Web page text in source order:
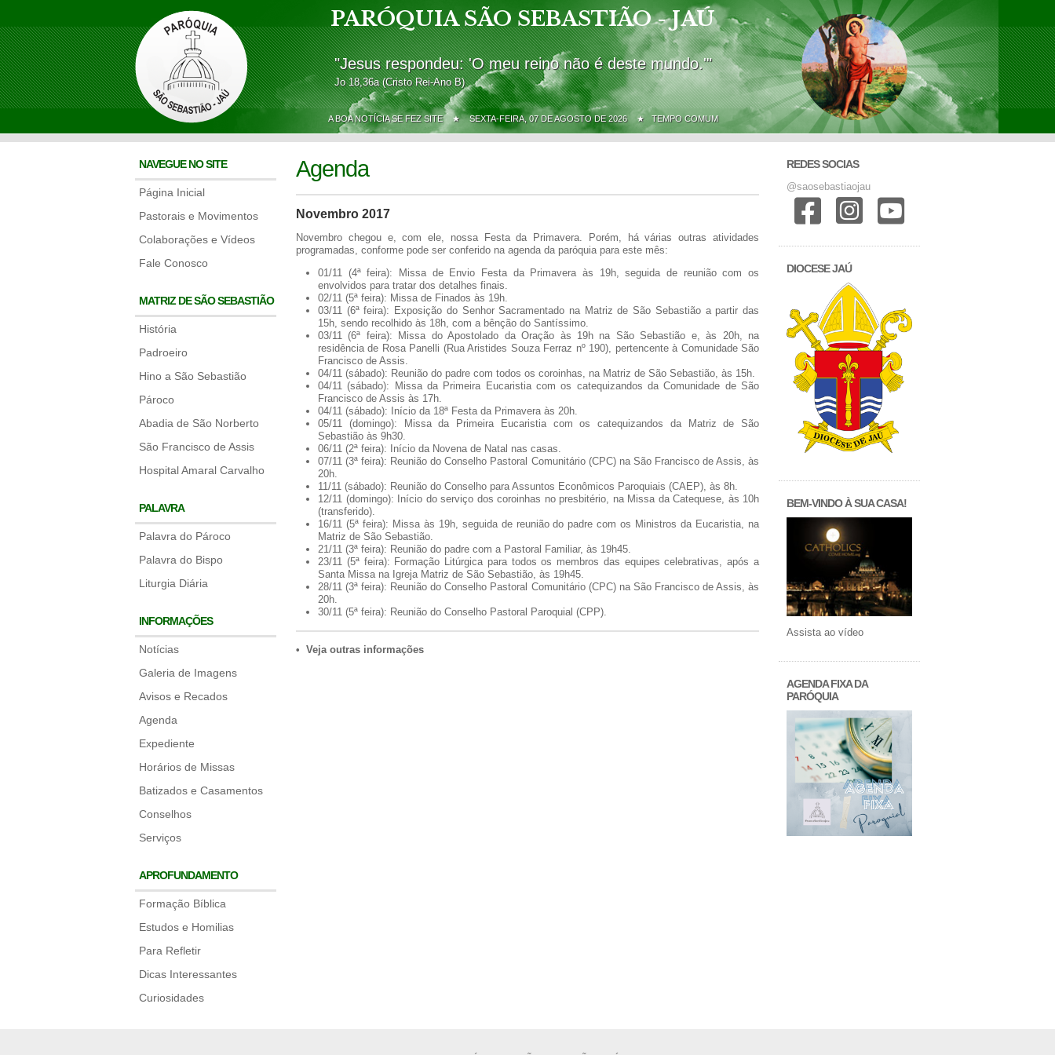
PARÓQUIA SÃO SEBASTIÃO - JAÚ
"Jesus respondeu: 'O meu reino não é deste mundo.'"
Jo 18,36a (Cristo Rei-Ano B)
A BOA NOTÍCIA SE FEZ SITE ★SEXTA-FEIRA, 07 DE AGOSTO DE 2026 ★ TEMPO COMUM
NAVEGUE NO SITE
Página Inicial
Pastorais e Movimentos
Colaborações e Vídeos
Fale Conosco
MATRIZ DE SÃO SEBASTIÃO
História
Padroeiro
Hino a São Sebastião
Pároco
Abadia de São Norberto
São Francisco de Assis
Hospital Amaral Carvalho
PALAVRA
Palavra do Pároco
Palavra do Bispo
Liturgia Diária
INFORMAÇÕES
Notícias
Galeria de Imagens
Avisos e Recados
Agenda
Expediente
Horários de Missas
Batizados e Casamentos
Conselhos
Serviços
APROFUNDAMENTO
Formação Bíblica
Estudos e Homilias
Para Refletir
Dicas Interessantes
Curiosidades
Agenda
Novembro 2017
Novembro chegou e, com ele, nossa Festa da Primavera. Porém, há várias outras atividades
programadas, conforme pode ser conferido na agenda da paróquia para este mês:
01/11 (4ª feira): Missa de Envio Festa da Primavera às 19h, seguida de reunião com os
envolvidos para tratar dos detalhes finais.
02/11 (5ª feira): Missa de Finados às 19h.
03/11 (6ª feira): Exposição do Senhor Sacramentado na Matriz de São Sebastião a partir das
15h, sendo recolhido às 18h, com a bênção do Santíssimo.
03/11 (6ª feira): Missa do Apostolado da Oração às 19h na São Sebastião e, às 20h, na
residência de Rosa Panelli (Rua Aristides Souza Ferraz nº 190), pertencente à Comunidade São
Francisco de Assis.
04/11 (sábado): Reunião do padre com todos os coroinhas, na Matriz de São Sebastião, às 15h.
04/11 (sábado): Missa da Primeira Eucaristia com os catequizandos da Comunidade de São
Francisco de Assis às 17h.
04/11 (sábado): Início da 18ª Festa da Primavera às 20h.
05/11 (domingo): Missa da Primeira Eucaristia com os catequizandos da Matriz de São
Sebastião às 9h30.
06/11 (2ª feira): Início da Novena de Natal nas casas.
07/11 (3ª feira): Reunião do Conselho Pastoral Comunitário (CPC) na São Francisco de Assis, às
20h.
11/11 (sábado): Reunião do Conselho para Assuntos Econômicos Paroquiais (CAEP), às 8h.
12/11 (domingo): Início do serviço dos coroinhas no presbitério, na Missa da Catequese, às 10h
(transferido).
16/11 (5ª feira): Missa às 19h, seguida de reunião do padre com os Ministros da Eucaristia, na
Matriz de São Sebastião.
21/11 (3ª feira): Reunião do padre com a Pastoral Familiar, às 19h45.
23/11 (5ª feira): Formação Litúrgica para todos os membros das equipes celebrativas, após a
Santa Missa na Igreja Matriz de São Sebastião, às 19h45.
28/11 (3ª feira): Reunião do Conselho Pastoral Comunitário (CPC) na São Francisco de Assis, às
20h.
30/11 (5ª feira): Reunião do Conselho Pastoral Paroquial (CPP).
• Veja outras informações
REDES SOCIAS
@saosebastiaojau
DIOCESE JAÚ
BEM-VINDO À SUA CASA!
Assista ao vídeo
AGENDA FIXA DA
PARÓQUIA